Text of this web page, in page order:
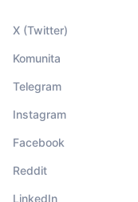
X (Twitter)
Komunita
Telegram
Instagram
Facebook
Reddit
LinkedIn